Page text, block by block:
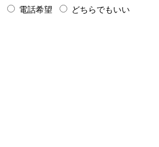
電話希望 どちらでもいい